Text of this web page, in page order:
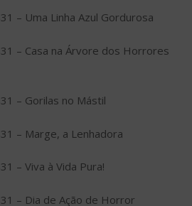
– Uma Linha Azul Gordurosa
– Casa na Árvore dos Horrores
– Gorilas no Mástil
– Marge, a Lenhadora
– Viva à Vida Pura!
– Dia de Ação de Horror